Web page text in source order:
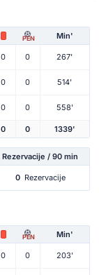
PEN Min'
0 0 267'
0 0 514'
0 0 558'
0 0 1339'
Rezervacije / 90 min
0 Rezervacije
PEN
Min'
0 0 203'